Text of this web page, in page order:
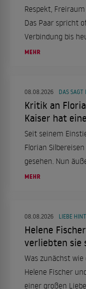
Respekt,
Das Paar spricht
Verbindung bis
MEHR
08.08.2026 DAS SAGT
Kritik an
Kaiser hat
Seit seinem
Florian
gesehen. Nun
Debatte um den
MEHR
08.08.2026 LIEBE
Helene
verliebten sie
Was zunächst
Helene Fischer
einer großen